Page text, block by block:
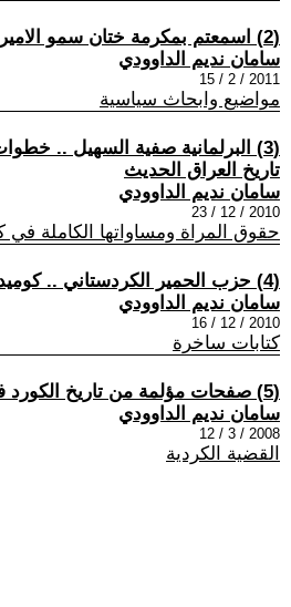
(2) اسمعتم بمكرمة ختان سمو الامير؟
سامان نديم الداوودي
2011 / 2 / 15
مواضيع وابحاث سياسية
(3) البرلمانية صفية السهيل ..
تاريخ العراق الحديث
سامان نديم الداوودي
2010 / 12 / 23
حقوق المراة ومساواتها الكاملة في
(4) حزب الحمير الكردستاني .. كوميديا حزبية ساخرة
سامان نديم الداوودي
2010 / 12 / 16
كتابات ساخرة
(5) صفحات مؤلمة من تاريخ الكورد في ايران
سامان نديم الداوودي
2008 / 3 / 12
القضية الكردية